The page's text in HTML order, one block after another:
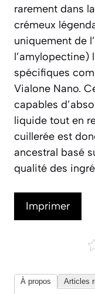
rarement dans
crémeux
uniquement de
l’amylopectine)
spécifiques
Vialone Nano.
capables
liquide tout en
cuillerée est
ancestral basé
qualité des
Imprimer
À propos Articles